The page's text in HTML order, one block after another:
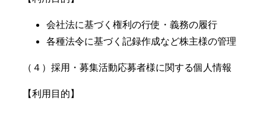
会社法に基づく権利の行使・義務の履行
各種法令に基づく記録作成など株主様の管理
（４）採用・募集活動応募者様に関する個人情報
【利用目的】